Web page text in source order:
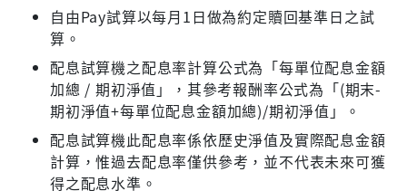
自由Pay試算以每月1日做為約定贖回基準日之試
算。
配息試算機之配息率計算公式為「每單位配息金額
加總 / 期初淨值」，其參考報酬率公式為「(期末-
期初淨值+每單位配息金額加總)/期初淨值」。
配息試算機此配息率係依歷史淨值及實際配息金額
計算，惟過去配息率僅供參考，並不代表未來可獲
得之配息水準。